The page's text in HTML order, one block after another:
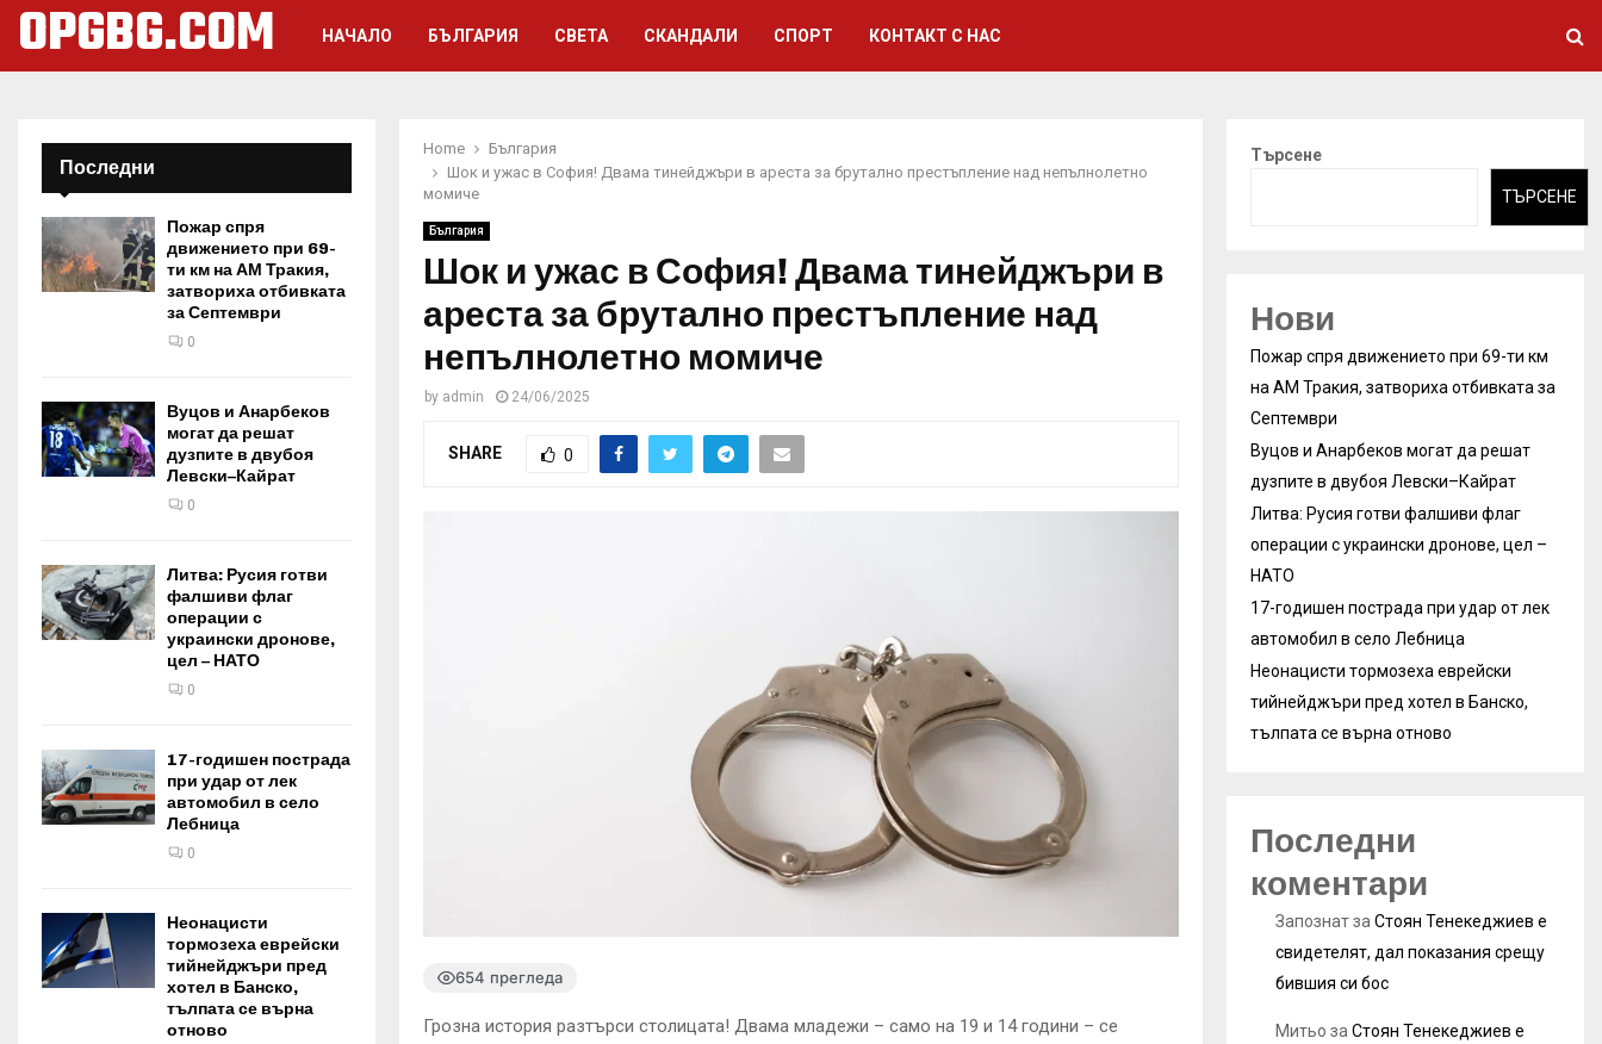
OPGBG.COM НАЧАЛО БЪЛГАРИЯ СВЕТА СКАНДАЛИ СПОРТ КОНТАКТ С НАС
Home
България
Шок и ужас в София! Двама тинейджъри в ареста за брутално престъпление над непълнолетно
момиче
България
Шок и ужас в София! Двама тинейджъри в
ареста за брутално престъпление над
непълнолетно момиче
by admin 24/06/2025
SHARE 0
654 прегледа
Грозна история разтърси столицата! Двама младежи – само на 19 и 14 години – се
Последни
Пожар спря
движението при 69-
ти км на АМ Тракия,
затвориха отбивката
за Септември
0
Вуцов и Анарбеков
могат да решат
дузпите в двубоя
Левски–Кайрат
0
Литва: Русия готви
фалшиви флаг
операции с
украински дронове,
цел – НАТО
0
17-годишен пострада
при удар от лек
автомобил в село
Лебница
0
Неонацисти
тормозеха еврейски
тийнейджъри пред
хотел в Банско,
тълпата се върна
отново
Търсене
ТЪРСЕНЕ
Нови
Пожар спря движението при 69-ти км
на АМ Тракия, затвориха отбивката за
Септември
Вуцов и Анарбеков могат да решат
дузпите в двубоя Левски–Кайрат
Литва: Русия готви фалшиви флаг
операции с украински дронове, цел –
НАТО
17-годишен пострада при удар от лек
автомобил в село Лебница
Неонацисти тормозеха еврейски
тийнейджъри пред хотел в Банско,
тълпата се върна отново
Последни
коментари
Запознатза Стоян Тенекеджиев е
свидетелят, дал показания срещу
бившия си бос
Митьо за Стоян Тенекеджиев е